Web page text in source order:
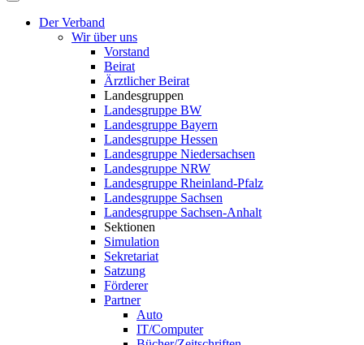
Der Verband
Wir über uns
Vorstand
Beirat
Ärztlicher Beirat
Landesgruppen
Landesgruppe BW
Landesgruppe Bayern
Landesgruppe Hessen
Landesgruppe Niedersachsen
Landesgruppe NRW
Landesgruppe Rheinland-Pfalz
Landesgruppe Sachsen
Landesgruppe Sachsen-Anhalt
Sektionen
Simulation
Sekretariat
Satzung
Förderer
Partner
Auto
IT/Computer